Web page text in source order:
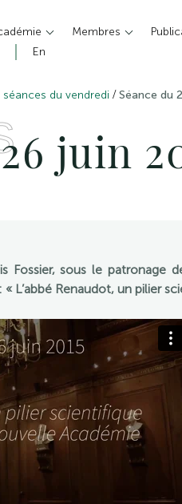
Membres
En
séances du vendredi /Séance du
juin
Fossier, sous le patronage
L’abbé Renaudot, un pilier